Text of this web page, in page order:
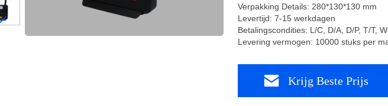
Verpakking Details: 280*130*130 mm
Levertijd: 7-15 werkdagen
Betalingscondities: L/C, D/A, D/P, T/T,
Levering vermogen: 10000 stuks per
Krijg Beste Prijs